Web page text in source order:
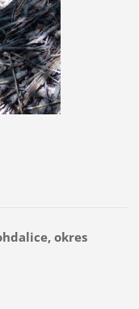
okres